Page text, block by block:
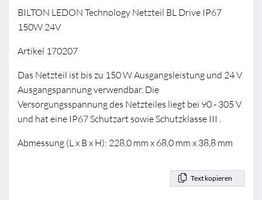
BILTON LEDON Technology Netzteil BL Drive IP67
150W 24V
Artikel 170207
Das Netzteil ist bis zu 150 W Ausgangsleistung und 24 V
Ausgangspannung verwendbar. Die
Versorgungsspannung des Netzteiles liegt bei 90 - 305 V
und hat eine IP67 Schutzart sowie Schutzklasse III .
Abmessung (L x B x H): 228,0 mm x 68,0 mm x 38,8 mm
Text kopieren